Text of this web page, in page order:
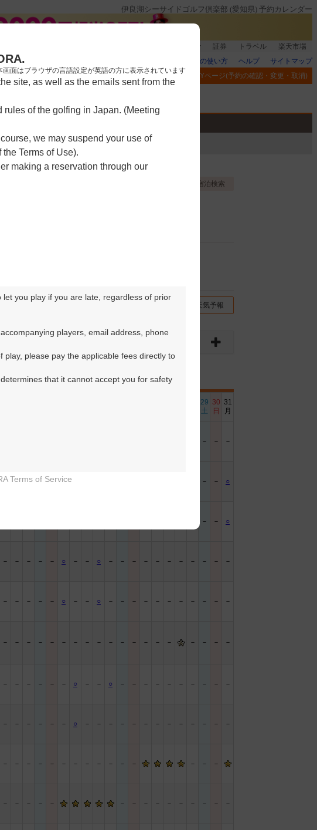
伊良湖シーサイドゴルフ倶楽部 (愛知県) 予約カレンダー
証券 トラベル
楽天市場
楽天GORAの使い方
ヘルプ
サイトマップ
閲覧履歴
お気に入り MYページ(予約の確認・変更・取消)
宿泊検索
天気予報
29
土
30
日
31
月
－ － －
－ － － － － － － － ○
－ － ○
－ － － － － ○ － － ○ － － － － － － － － － － －
－ － － － － ○ － － ○ － － － － － － － － － － －
－ － － － － － － － － － － － － － － － － － －
－ － － － － － ○ － － ○ － － － － － － － － － －
－ － － － － － ○ － － － － － － － － － － － － －
－ － － － － － － － － － － － － － －
－ － － － － － － － － － － － － － －
面はブラウザの言語設定が英語の方に表示されています
site, as well as the emails sent from the
of the golfing in Japan. (Meeting
we may suspend your use of
Terms of Use).
making a reservation through our
you play if you are late, regardless of prior
players, email address, phone
please pay the applicable fees directly to
that it cannot accept you for safety
or warnings)
Terms of Service